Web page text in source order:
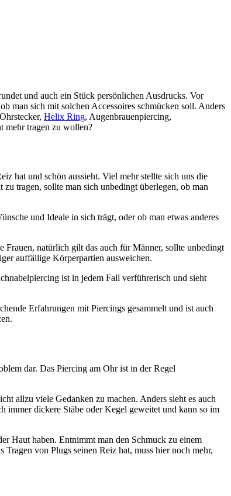
und auch ein Stück persönlichen Ausdrucks. Vor
man sich mit solchen Accessoires schmücken soll. Anders
Helix Ring, Augenbrauenpiercing,
mehr tragen zu wollen?
hat und schön aussieht. Viel mehr stellte sich uns die
tragen, sollte man sich unbedingt überlegen, ob man
und Ideale in sich trägt, oder ob man etwas anderes
Frauen, natürlich gilt das auch für Männer, sollte unbedingt
auffällige Körperpartien ausweichen.
ist in jedem Fall verführerisch und sieht
Erfahrungen mit Piercings gesammelt und ist auch
dar. Das Piercing am Ohr ist in der Regel
allzu viele Gedanken zu machen. Anders sieht es auch
immer dickere Stäbe oder Kegel geweitet und kann so im
Haut haben. Entnimmt man den Schmuck zu einem
von Plugs seinen Reiz hat, muss hier noch mehr,